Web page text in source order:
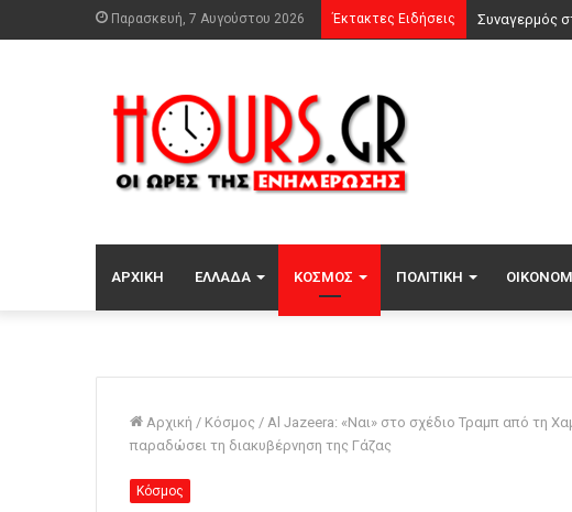
Παρασκευή, 7 Αυγούστου 2026 Έκτακτες Ειδήσεις Ο Ρόμπι
ΑΡΧΙΚΉ ΕΛΛΆΔΑ ΚΌΣΜΟΣ ΠΟΛΙΤΙΚΉ
Αρχική / Κόσμος / Al Jazeera: «Ναι» στο σχέδιο Τραμπ από τη
παραδώσει τη διακυβέρνηση της Γάζας
Κόσμος